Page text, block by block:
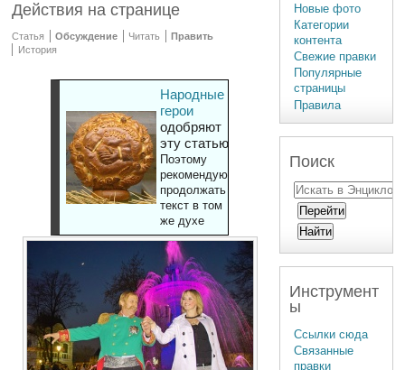
Действия на странице
Статья Обсуждение Читать
Править
История
Народные
герои
одобряют
эту статью
Поэтому
рекомендуют
продолжать
текст в том
же духе
Новые фото
Категории
контента
Свежие правки
Популярные
страницы
Правила
Поиск
Инструмент
ы
Ссылки сюда
Связанные
правки